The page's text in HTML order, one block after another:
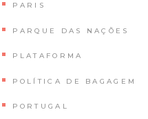
PARIS
PARQUE DAS NAÇÕES
PLATAFORMA
POLÍTICA DE BAGAGEM
PORTUGAL